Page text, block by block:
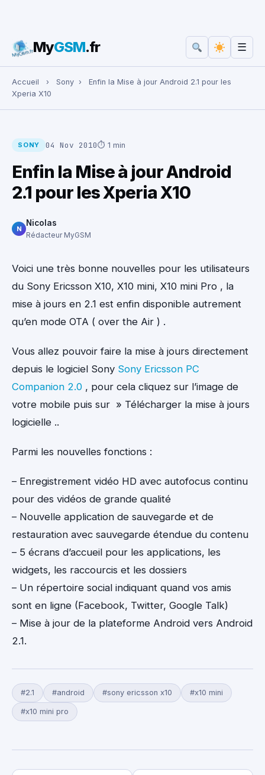
Rechercher :
MyGSM.fr ☰
Accueil › Sony ›
Enfin la Mise à jour Android 2.1 pour les
Xperia X10
SONY 04 Nov 2010⏱ 1 min
Enfin la Mise à jour Android
2.1 pour les Xperia X10
N
Nicolas
Rédacteur MyGSM
Voici une très bonne nouvelles pour les utilisateurs
du Sony Ericsson X10, X10 mini, X10 mini Pro , la
mise à jours en 2.1 est enfin disponible autrement
qu’en mode OTA ( over the Air ) .
Vous allez pouvoir faire la mise à jours directement
depuis le logiciel Sony Sony Ericsson PC
Companion 2.0 , pour cela cliquez sur l’image de
votre mobile puis sur » Télécharger la mise à jours
logicielle ..
Parmi les nouvelles fonctions :
– Enregistrement vidéo HD avec autofocus continu
pour des vidéos de grande qualité
– Nouvelle application de sauvegarde et de
restauration avec sauvegarde étendue du contenu
– 5 écrans d’accueil pour les applications, les
widgets, les raccourcis et les dossiers
– Un répertoire social indiquant quand vos amis
sont en ligne (Facebook, Twitter, Google Talk)
– Mise à jour de la plateforme Android vers Android
2.1.
#2.1 #android #sony ericsson x10 #x10 mini
#x10 mini pro